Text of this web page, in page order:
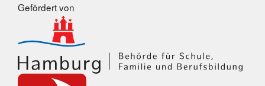
Gefördert von